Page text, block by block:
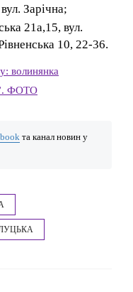
Зарічна;
21а,15, вул.
10, 22-36.
волинянка
ФОТО
та канал новин у